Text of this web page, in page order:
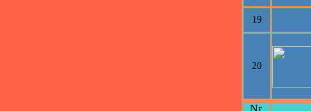
19
20
Nr.